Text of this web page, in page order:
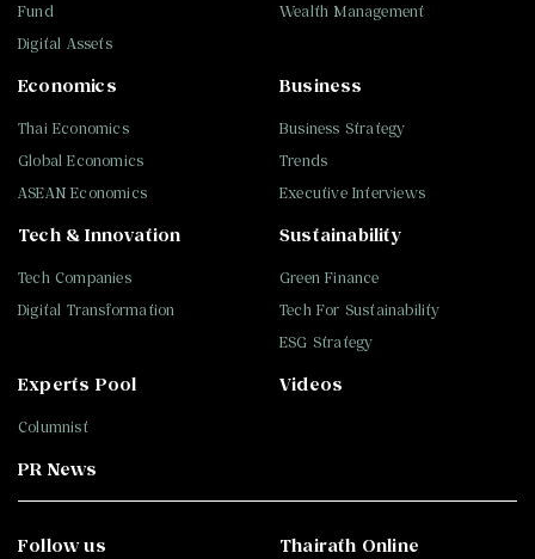
Fund
Digital Assets
Wealth Management
Business
Business Strategy
Trends
Executive Interviews
Tech & Innovation
Tech Companies
Digital Transformation
Sustainability
Green Finance
Tech For Sustainability
ESG Strategy
Economics
Thai Economics
Global Economics
ASEAN Economics
Experts Pool
Columnist
Videos
PR News
Follow us Thairath Online